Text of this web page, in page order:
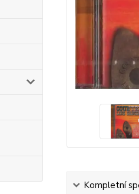
Kompletní